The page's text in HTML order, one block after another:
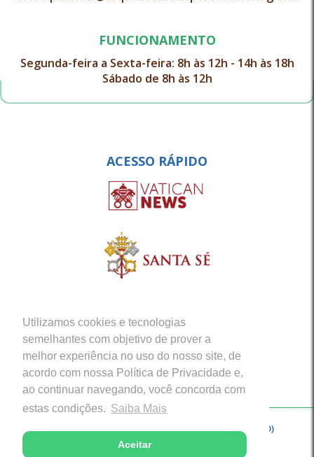
Utilizamos cookies e tecnologias
semelhantes com objetivo de prover a
melhor experiência no uso do nosso site, de
acordo com nossa Política de Privacidade e,
ao continuar navegando, você concorda com
estas condições. Saiba Mais
Aceitar
FUNCIONAMENTO
Segunda-feira a Sexta-feira: 8h às 12h - 14h às 18h
Sábado de 8h às 12h
ACESSO RÁPIDO
Copyright © 2026 - Arquidiocese de Porto Velho (RO)
Desenvolvido com excelência por